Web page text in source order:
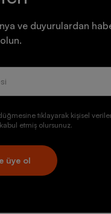
ve duyurulardan
tıklayarak kişisel
etmiş olursunuz.
üye ol